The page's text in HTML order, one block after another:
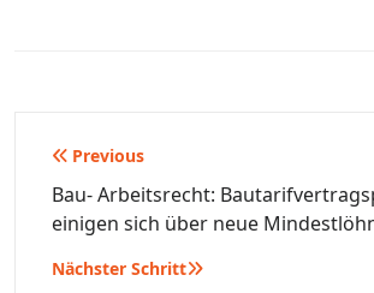
Beitragsnavigation
Previous
Bau- Arbeitsrecht:
einigen sich über neue
Nächster Schritt